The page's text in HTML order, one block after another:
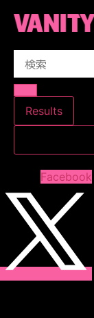
Results
Facebook